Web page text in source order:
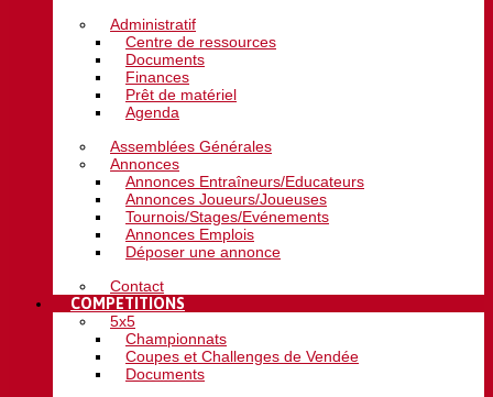
Administratif
Centre de ressources
Documents
Finances
Prêt de matériel
Agenda
Assemblées Générales
Annonces
Annonces Entraîneurs/Educateurs
Annonces Joueurs/Joueuses
Tournois/Stages/Evénements
Annonces Emplois
Déposer une annonce
Contact
COMPETITIONS
5x5
Championnats
Coupes et Challenges de Vendée
Documents